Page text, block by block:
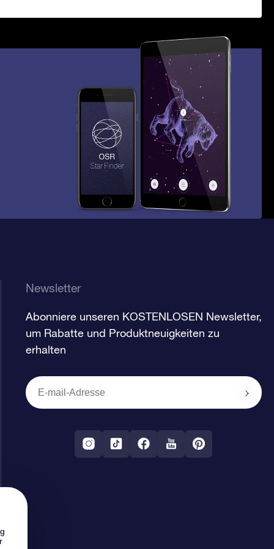
Newsletter
Abonniere unseren KOSTENLOSEN Newsletter,
um Rabatte und Produktneuigkeiten zu
erhalten